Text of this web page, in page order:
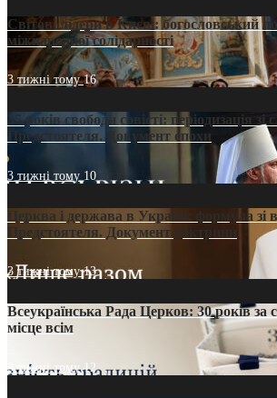
Світові лідери в Києві: богословський
міжнародної солідарності
3 тижні тому16
35 років свободи совісті: періодизація зі
Предстоятеля. Документ епохи
3 тижні тому 10
Церква і держава в Україні: формула зі
Предстоятеля. Документ доктрини
3 тижні тому13
Всеукраїнська Рада Церков: 30 років за
місце всім
3 тижні тому12